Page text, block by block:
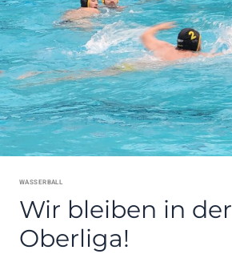
NEUE
OBERLIGA-
SAISON
WASSERBALL
Wir bleiben in der
Oberliga!